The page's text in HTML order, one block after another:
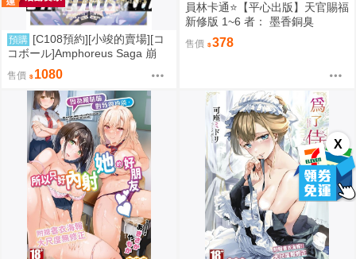
X
預購 [C108預約][小竣的賣場][コ
コボール]Amphoreus Saga 崩
壞：星穹鐵道 同人誌id=3745928
售價 1080
員林卡通⭐️【平心出版】天官賜福
新修版 1~6 者： 墨香銅臭
售價 378